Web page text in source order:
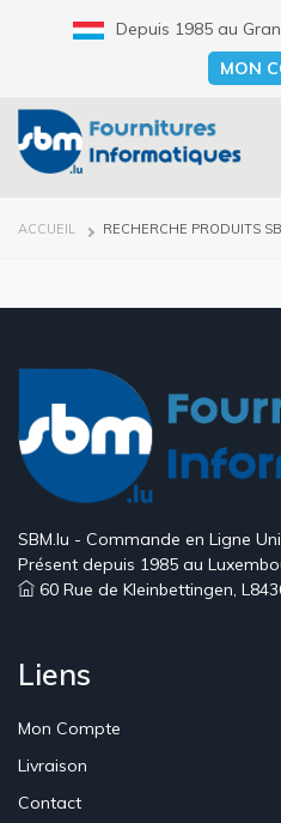
Depuis 1985 au
Select your
MON
FIL
ACCUEIL RECHERCHE PRODUITS
SBM.lu - Commande en Ligne
Présent depuis 1985 au
60 Rue de Kleinbettingen,
Liens
Mon Compte
Livraison
Contact